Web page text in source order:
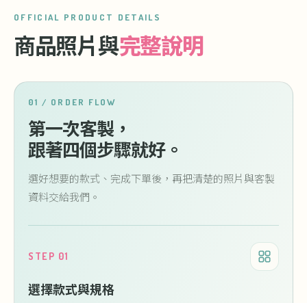
OFFICIAL PRODUCT DETAILS
商品照片與完整說明
01 / ORDER FLOW
第一次客製，
跟著四個步驟就好。
選好想要的款式、完成下單後，再把清楚的照片與客製
資料交給我們。
STEP 01
選擇款式與規格